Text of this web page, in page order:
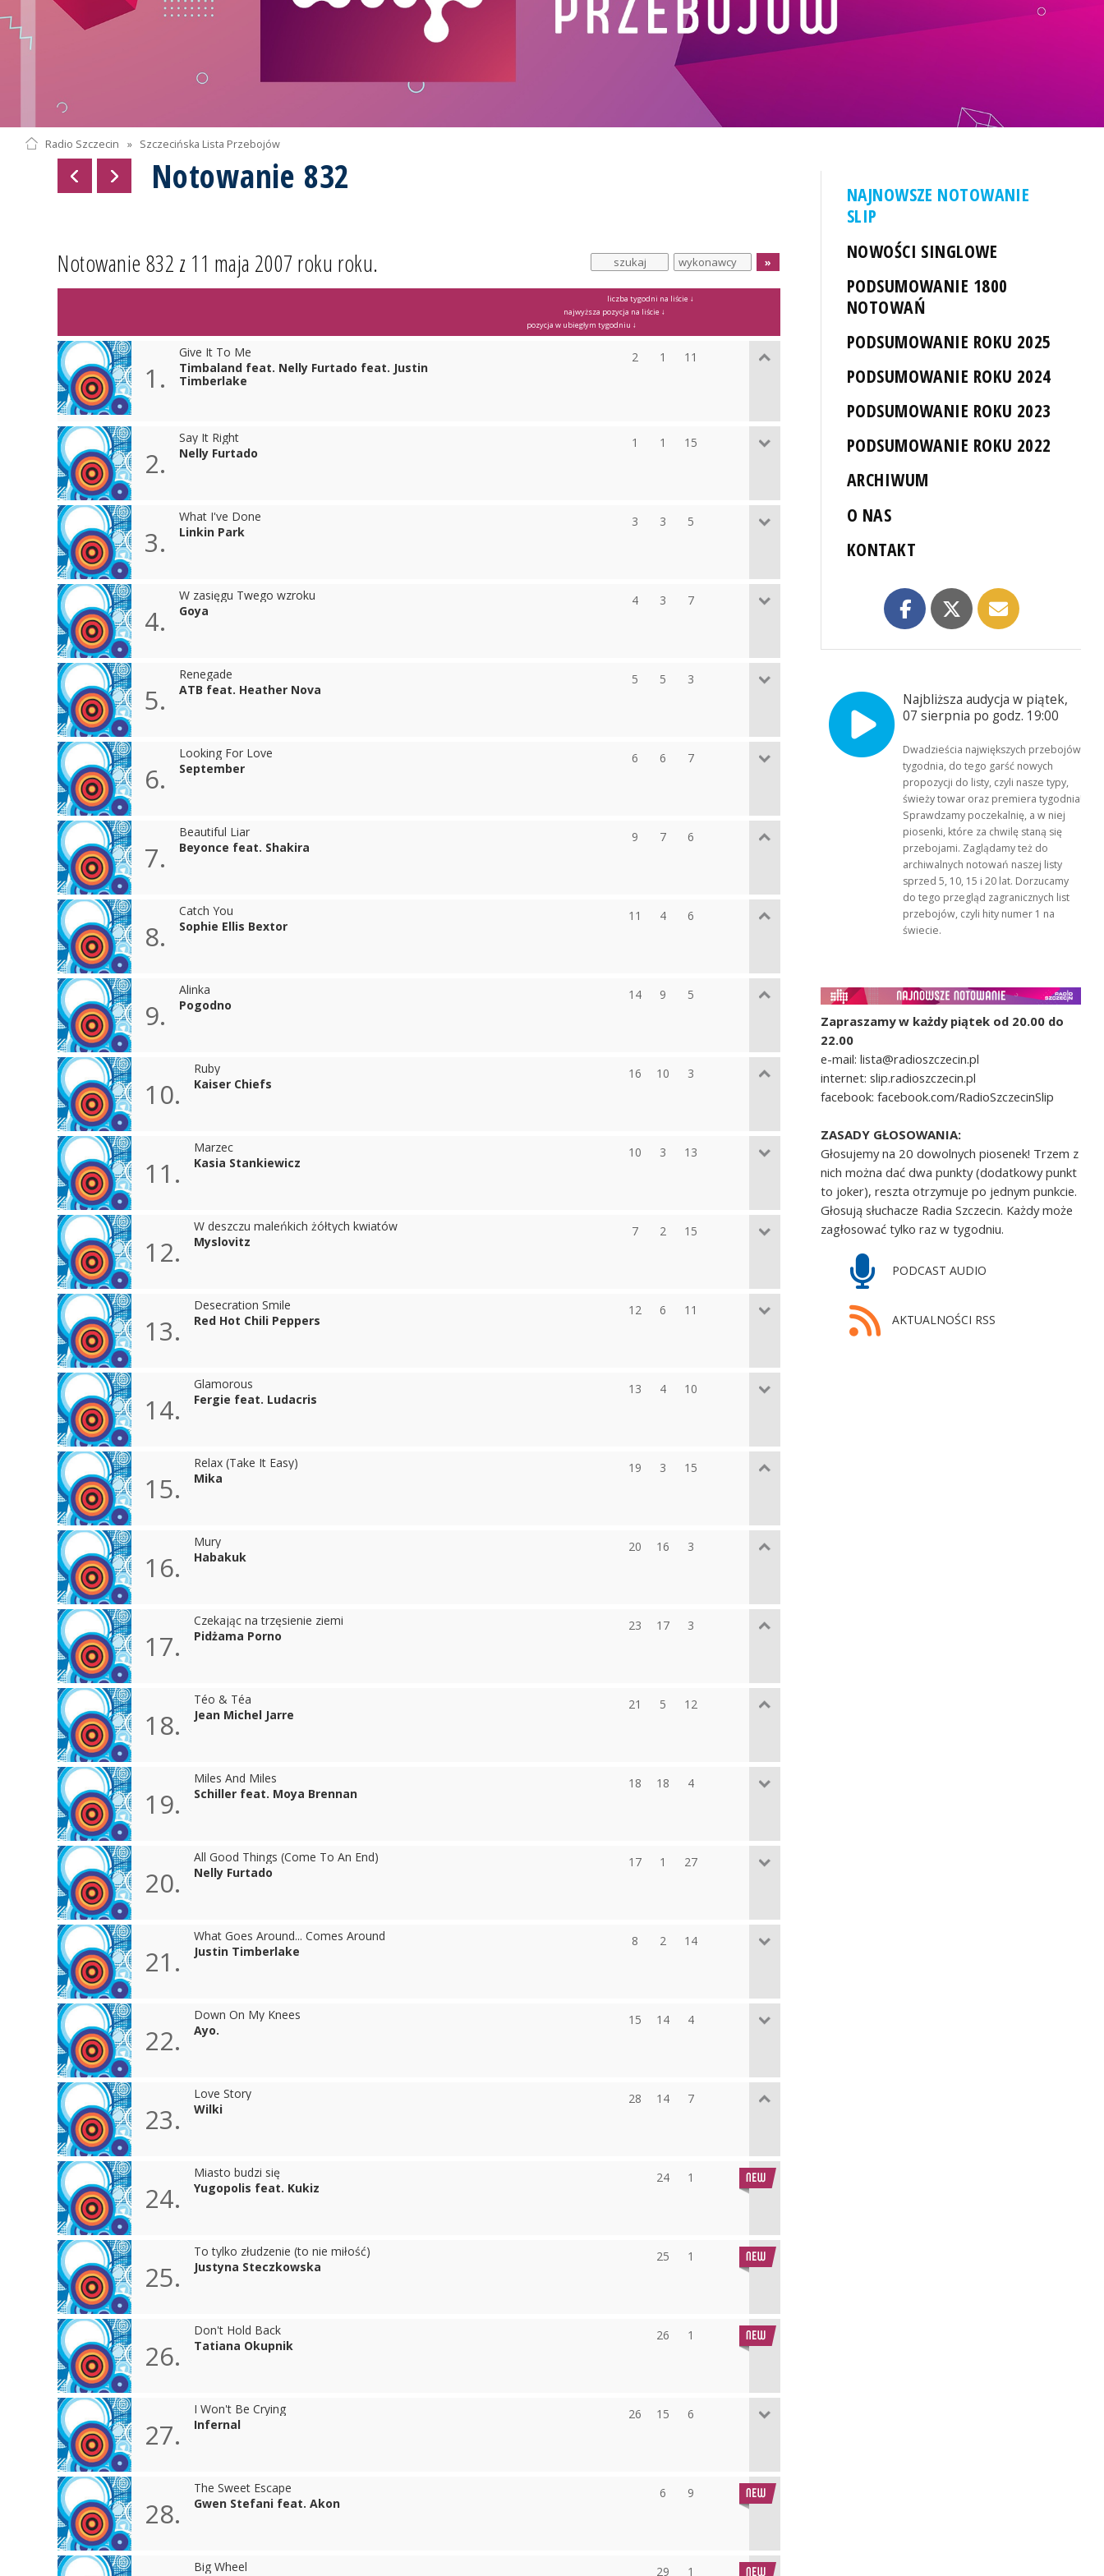
Radio Szczecin » Szczecińska Lista Przebojów
Notowanie 832
Notowanie 832 z 11 maja 2007 roku roku.
liczba tygodni na liście ↓
najwyższa pozycja na liście ↓
pozycja w ubiegłym tygodniu ↓
2 1 11
1.
Give It To Me
Timbaland feat. Nelly Furtado feat. Justin
Timberlake
1 1 15
2.
Say It Right
Nelly Furtado
3 3 5
3.
What I've Done
Linkin Park
4 3 7
4.
W zasięgu Twego wzroku
Goya
5 5 3
5.
Renegade
ATB feat. Heather Nova
6 6 7
6.
Looking For Love
September
9 7 6
7.
Beautiful Liar
Beyonce feat. Shakira
11 4 6
8.
Catch You
Sophie Ellis Bextor
14 9 5
9.
Alinka
Pogodno
16 10 3
10.
Ruby
Kaiser Chiefs
10 3 13
11.
Marzec
Kasia Stankiewicz
7 2 15
12.
W deszczu maleńkich żółtych kwiatów
Myslovitz
12 6 11
13.
Desecration Smile
Red Hot Chili Peppers
13 4 10
14.
Glamorous
Fergie feat. Ludacris
19 3 15
15.
Relax (Take It Easy)
Mika
20 16 3
16.
Mury
Habakuk
23 17 3
17.
Czekając na trzęsienie ziemi
Pidżama Porno
21 5 12
18.
Téo & Téa
Jean Michel Jarre
18 18 4
19.
Miles And Miles
Schiller feat. Moya Brennan
17 1 27
20.
All Good Things (Come To An End)
Nelly Furtado
8 2 14
21.
What Goes Around... Comes Around
Justin Timberlake
15 14 4
22.
Down On My Knees
Ayo.
28 14 7
23.
Love Story
Wilki
24 1
24.
Miasto budzi się
Yugopolis feat. Kukiz
25 1
25.
To tylko złudzenie (to nie miłość)
Justyna Steczkowska
26 1
26.
Don't Hold Back
Tatiana Okupnik
26 15 6
27.
I Won't Be Crying
Infernal
6 9
28.
The Sweet Escape
Gwen Stefani feat. Akon
29 1
Big Wheel
NAJNOWSZE NOTOWANIE
SLIP
NOWOŚCI SINGLOWE
PODSUMOWANIE 1800
NOTOWAŃ
PODSUMOWANIE ROKU 2025
PODSUMOWANIE ROKU 2024
PODSUMOWANIE ROKU 2023
PODSUMOWANIE ROKU 2022
ARCHIWUM
O NAS
KONTAKT
Najbliższa audycja w piątek,
07 sierpnia po godz. 19:00
Dwadzieścia największych przebojów
tygodnia, do tego garść nowych
propozycji do listy, czyli nasze typy,
świeży towar oraz premiera tygodnia!
Sprawdzamy poczekalnię, a w niej
piosenki, które za chwilę staną się
przebojami. Zaglądamy też do
archiwalnych notowań naszej listy
sprzed 5, 10, 15 i 20 lat. Dorzucamy
do tego przegląd zagranicznych list
przebojów, czyli hity numer 1 na
świecie.
Zapraszamy w każdy piątek od 20.00 do
22.00
e-mail: lista@radioszczecin.pl
internet: slip.radioszczecin.pl
facebook: facebook.com/RadioSzczecinSlip
ZASADY GŁOSOWANIA:
Głosujemy na 20 dowolnych piosenek! Trzem z
nich można dać dwa punkty (dodatkowy punkt
to joker), reszta otrzymuje po jednym punkcie.
Głosują słuchacze Radia Szczecin. Każdy może
zagłosować tylko raz w tygodniu.
PODCAST AUDIO
AKTUALNOŚCI RSS